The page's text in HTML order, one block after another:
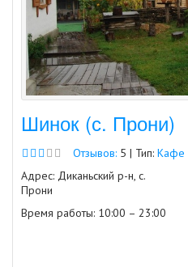
Шинок (с. Прони)
Отзывов: 5 | Тип: Кафе
Адрес: Диканьский р-н, с.
Прони
Время работы: 10:00 – 23:00